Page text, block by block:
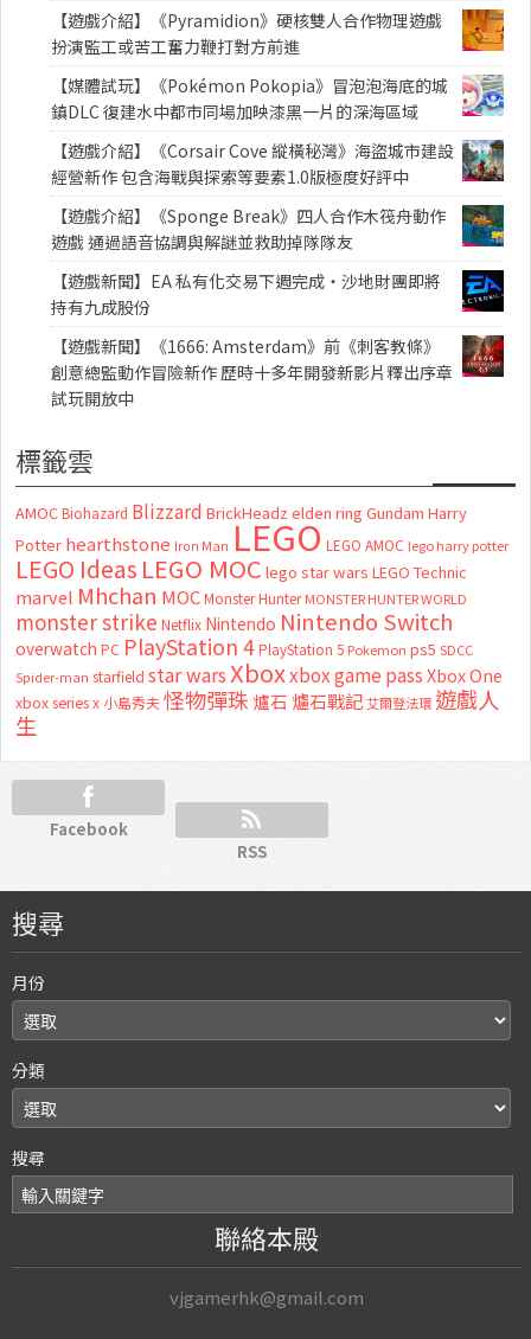
【遊戲介紹】《Pyramidion》硬核雙人合作物理遊戲
扮演監工或苦工奮力鞭打對方前進
【媒體試玩】《Pokémon Pokopia》冒泡泡海底的城
鎮DLC 復建水中都市同場加映漆黑一片的深海區域
【遊戲介紹】《Corsair Cove 縱橫秘灣》海盜城市建設
經營新作 包含海戰與探索等要素1.0版極度好評中
【遊戲介紹】《Sponge Break》四人合作木筏舟動作
遊戲 通過語音協調與解謎並救助掉隊隊友
【遊戲新聞】EA 私有化交易下週完成・沙地財團即將
持有九成股份
【遊戲新聞】《1666: Amsterdam》前《刺客教條》
創意總監動作冒險新作 歷時十多年開發新影片釋出序章
試玩開放中
標籤雲
AMOC Biohazard Blizzard BrickHeadz elden ring Gundam Harry
Potter hearthstone Iron Man LEGO LEGO AMOC lego harry potter
LEGO Ideas LEGO MOC lego star wars LEGO Technic
marvel Mhchan MOC Monster Hunter MONSTER HUNTER WORLD
monster strike Netflix Nintendo Nintendo Switch
overwatch PC PlayStation 4 PlayStation 5 Pokemon ps5 SDCC
Spider-man starfield star warsXboxxbox game passXbox One
xbox series x 小島秀夫怪物彈珠 爐石 爐石戰記艾爾登法環 遊戲人
生
Facebook
RSS
搜尋
月份
分類
搜尋
聯絡本殿
vjgamerhk@gmail.com